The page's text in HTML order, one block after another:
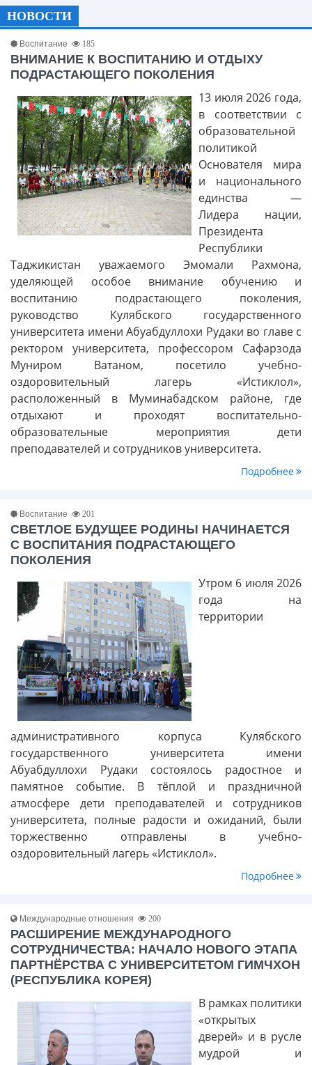
НОВОСТИ
Воспитание 185
ВНИМАНИЕ К ВОСПИТАНИЮ И ОТДЫХУ
ПОДРАСТАЮЩЕГО ПОКОЛЕНИЯ
13 июля 2026 года,
в соответствии с
образовательной
политикой
Основателя мира
и национального
единства —
Лидера нации,
Президента
Республики
Таджикистан уважаемого Эмомали Рахмона,
уделяющей особое внимание обучению и
воспитанию подрастающего поколения,
руководство Кулябского государственного
университета имени Абуабдуллохи Рудаки во главе с
ректором университета, профессором Сафарзода
Муниром Ватаном, посетило учебно-
оздоровительный лагерь «Истиклол»,
расположенный в Муминабадском районе, где
отдыхают и проходят воспитательно-
образовательные мероприятия дети
преподавателей и сотрудников университета.
Подробнее
Воспитание 201
СВЕТЛОЕ БУДУЩЕЕ РОДИНЫ НАЧИНАЕТСЯ
С ВОСПИТАНИЯ ПОДРАСТАЮЩЕГО
ПОКОЛЕНИЯ
Утром 6 июля 2026
года на
территории
административного корпуса Кулябского
государственного университета имени
Абуабдуллохи Рудаки состоялось радостное и
памятное событие. В тёплой и праздничной
атмосфере дети преподавателей и сотрудников
университета, полные радости и ожиданий, были
торжественно отправлены в учебно-
оздоровительный лагерь «Истиклол».
Подробнее
Международные отношения 200
РАСШИРЕНИЕ МЕЖДУНАРОДНОГО
СОТРУДНИЧЕСТВА: НАЧАЛО НОВОГО ЭТАПА
ПАРТНЁРСТВА С УНИВЕРСИТЕТОМ ГИМЧХОН
(РЕСПУБЛИКА КОРЕЯ)
В рамках политики
«открытых
дверей» и в русле
мудрой и